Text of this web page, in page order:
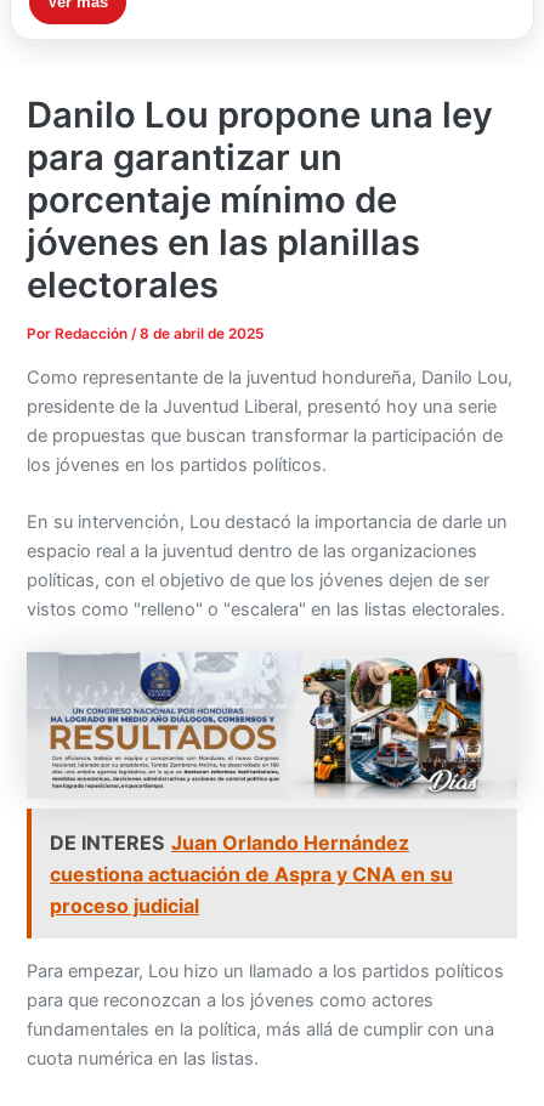
Danilo Lou propone una ley
para garantizar un
porcentaje mínimo de
jóvenes en las planillas
electorales
Por Redacción/8 de abril de 2025
Como representante de la juventud hondureña, Danilo Lou,
presidente de la Juventud Liberal, presentó hoy una serie
de propuestas que buscan transformar la participación de
los jóvenes en los partidos políticos.
En su intervención, Lou destacó la importancia de darle un
espacio real a la juventud dentro de las organizaciones
políticas, con el objetivo de que los jóvenes dejen de ser
vistos como "relleno" o "escalera" en las listas electorales.
DE INTERES Juan Orlando Hernández
cuestiona actuación de Aspra y CNA en su
proceso judicial
Para empezar, Lou hizo un llamado a los partidos políticos
para que reconozcan a los jóvenes como actores
fundamentales en la política, más allá de cumplir con una
cuota numérica en las listas.